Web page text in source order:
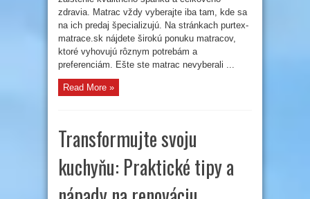
zdravia. Matrac vždy vyberajte iba tam, kde sa
na ich predaj špecializujú. Na stránkach purtex-
matrace.sk nájdete širokú ponuku matracov,
ktoré vyhovujú rôznym potrebám a
preferenciám. Ešte ste matrac nevyberali ...
Read More »
Transformujte svoju
kuchyňu: Praktické tipy a